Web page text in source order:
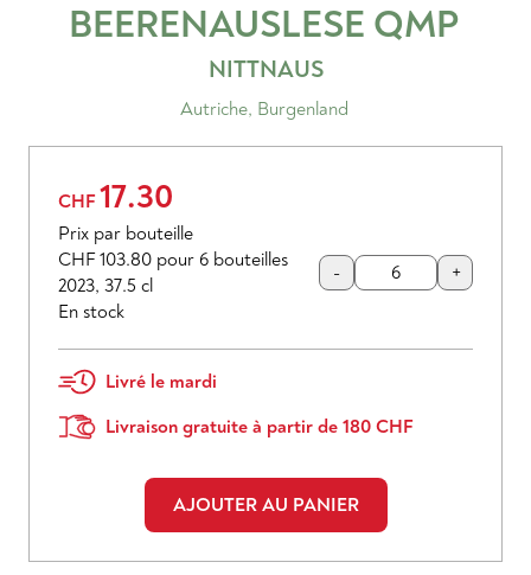
BEERENAUSLESE QMP
NITTNAUS
Autriche, Burgenland
CHF 17.30
Prix par bouteille
CHF 103.80 pour 6 bouteilles
2023, 37.5 cl
En stock
- +
Livré le mardi
Livraison gratuite à partir de 180 CHF
AJOUTER AU PANIER